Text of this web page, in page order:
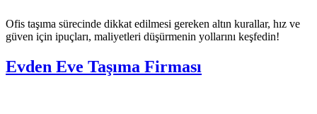
Ofis taşıma sürecinde dikkat edilmesi gereken altın kurallar, hız ve
güven için ipuçları, maliyetleri düşürmenin yollarını keşfedin!
Evden Eve Taşıma Firması